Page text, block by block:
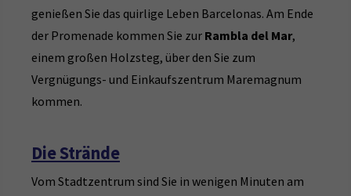
genießen Sie das quirlige Leben Barcelonas. Am Ende
der Promenade kommen Sie zur Rambla del Mar,
einem großen Holzsteg, über den Sie zum
Vergnügungs- und Einkaufszentrum Maremagnum
kommen.
Die Strände
Vom Stadtzentrum sind Sie in wenigen Minuten am